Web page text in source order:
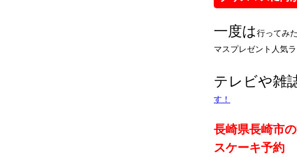
一度は行ってみ
マスプレゼント人気
テレビや雑
す！
長崎県長崎市
スケーキ予約